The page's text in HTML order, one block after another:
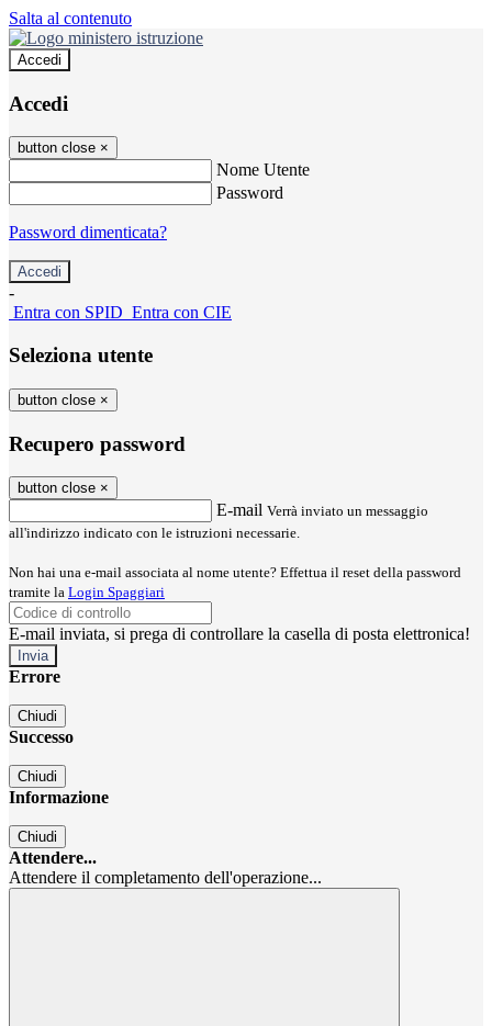
Salta al contenuto
Accedi
Accedi
button close ×
Nome Utente
Password
Password dimenticata?
-
Entra con SPID Entra con CIE
Seleziona utente
button close ×
Recupero password
button close ×
E-mail Verrà inviato un messaggio
all'indirizzo indicato con le istruzioni necessarie.
Non hai una e-mail associata al nome utente? Effettua il reset della password
tramite la Login Spaggiari
E-mail inviata, si prega di controllare la casella di posta elettronica!
Errore
Chiudi
Successo
Chiudi
Informazione
Chiudi
Attendere...
Attendere il completamento dell'operazione...